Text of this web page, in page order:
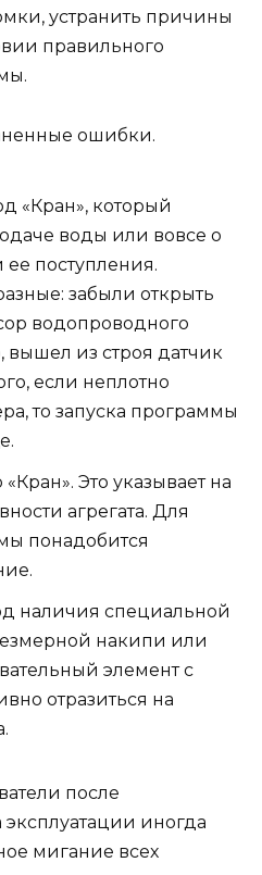
устранить причины
правильного
ошибки.
«Кран»,который
воды или вовсе о
поступления.
забыли открыть
водопроводного
вышел из строя датчик
если неплотно
то запуска программы
Это указывает на
агрегата. Для
понадобится
наличия специальной
накипи или
элемент с
отразиться на
после
иногда
мигание всех